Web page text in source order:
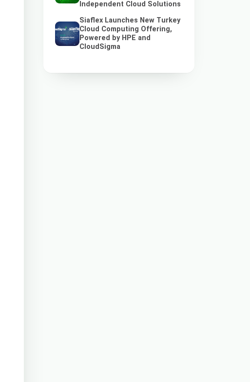
Independent Cloud Solutions
Siaflex Launches New Turkey
Cloud Computing Offering,
Powered by HPE and
CloudSigma